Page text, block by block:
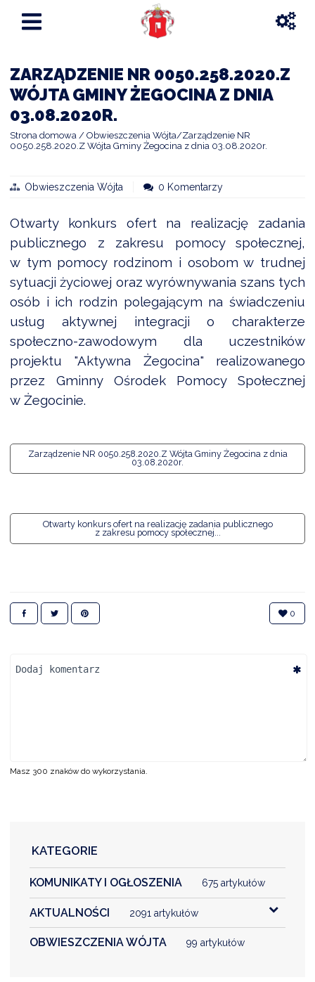
OBSŁUGI
ZARZĄDZENIE NR 0050.258.2020.Z
WÓJTA GMINY ŻEGOCINA Z DNIA
03.08.2020R.
Strona domowa Obwieszczenia Wójta
Zarządzenie NR
0050.258.2020.Z Wójta Gminy Żegocina z dnia 03.08.2020r.
Obwieszczenia Wójta 0 Komentarzy
Otwarty konkurs ofert na realizację zadania
publicznego z zakresu pomocy społecznej,
w tym pomocy rodzinom i osobom w trudnej
sytuacji życiowej oraz wyrównywania szans tych
osób i ich rodzin polegającym na świadczeniu
usług aktywnej integracji o charakterze
społeczno-zawodowym dla uczestników
projektu "Aktywna Żegocina" realizowanego
przez Gminny Ośrodek Pomocy Społecznej
w Żegocinie.
Zarządzenie NR 0050.258.2020.Z Wójta Gminy Żegocina z dnia
03.08.2020r.
Otwarty konkurs ofert na realizację zadania publicznego
z zakresu pomocy społecznej...
0
Masz 300 znaków do wykorzystania.
KATEGORIE
KOMUNIKATY I OGŁOSZENIA 675 artykułów
AKTUALNOŚCI 2091 artykułów
OBWIESZCZENIA WÓJTA 99 artykułów